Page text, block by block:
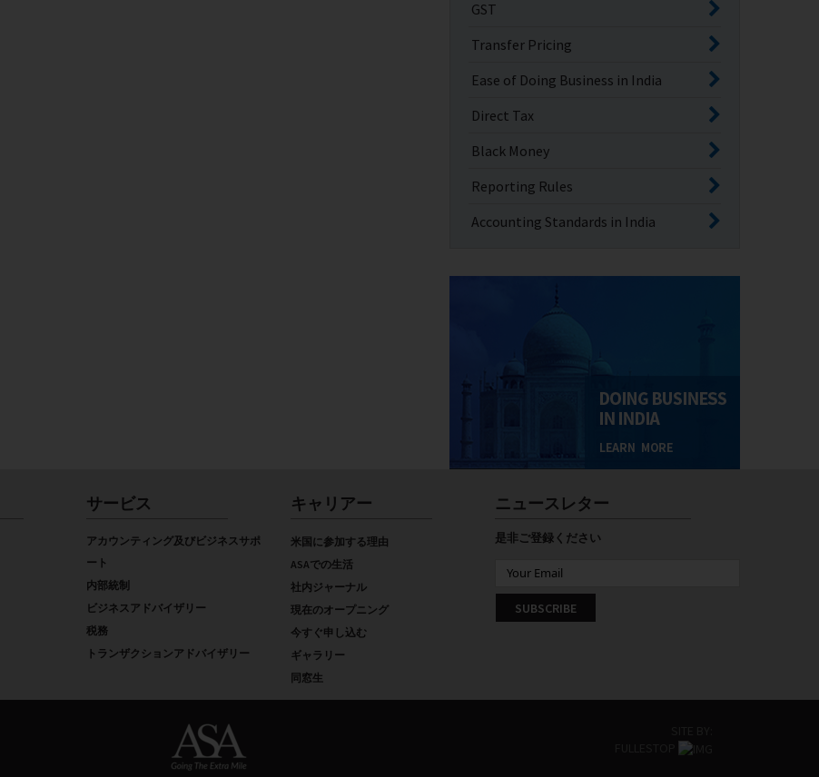
GST
Transfer Pricing
Ease of Doing Business in India
Direct Tax
Black Money
Reporting Rules
Accounting Standards in India
サービス
アカウンティング及びビジネスサポ
ート
内部統制
ビジネスアドバイザリー
税務
トランザクションアドバイザリー
キャリアー
米国に参加する理由
ASAでの生活
社内ジャーナル
現在のオープニング
今すぐ申し込む
ギャラリー
同窓生
ニュースレター
是非ご登録ください